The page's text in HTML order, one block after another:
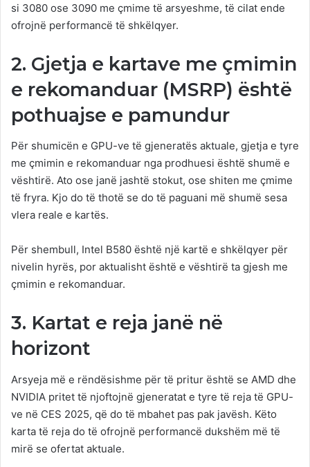
si 3080 ose 3090 me çmime të arsyeshme, të cilat ende
ofrojnë performancë të shkëlqyer.
2. Gjetja e kartave me çmimin
e rekomanduar (MSRP) është
pothuajse e pamundur
Për shumicën e GPU-ve të gjeneratës aktuale, gjetja e tyre
me çmimin e rekomanduar nga prodhuesi është shumë e
vështirë. Ato ose janë jashtë stokut, ose shiten me çmime
të fryra. Kjo do të thotë se do të paguani më shumë sesa
vlera reale e kartës.
Për shembull, Intel B580 është një kartë e shkëlqyer për
nivelin hyrës, por aktualisht është e vështirë ta gjesh me
çmimin e rekomanduar.
3. Kartat e reja janë në
horizont
Arsyeja më e rëndësishme për të pritur është se AMD dhe
NVIDIA pritet të njoftojnë gjeneratat e tyre të reja të GPU-
ve në CES 2025, që do të mbahet pas pak javësh. Këto
karta të reja do të ofrojnë performancë dukshëm më të
mirë se ofertat aktuale.